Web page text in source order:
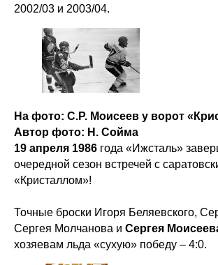
2002/03 и 2003/04.
На фото: С.Р. Моисеев у ворот
Автор фото: Н. Сойма
19 апреля 1986 года «Ижсталь»
очередной сезон встречей с
«Кристаллом»!
Точные броски Игоря Беляевского,
Сергея Молчанова и Сергея
хозяевам льда «сухую» победу – 4:0.